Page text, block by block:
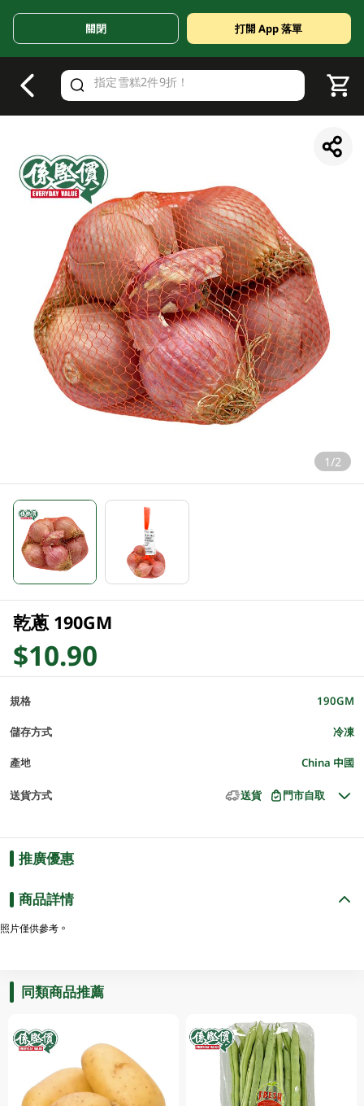
Valid Until 30 June 2026
關閉 打開 App 落單
1/2
乾蔥 190GM
$10.90
規格 190GM
儲存方式 冷凍
產地 China 中國
送貨方式 送貨 門市自取
推廣優惠
商品詳情
照片僅供參考。
同類商品推薦